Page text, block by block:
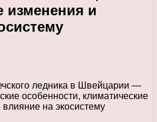
изменения и